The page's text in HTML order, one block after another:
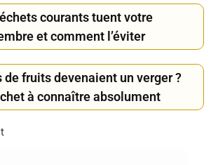
courants tuent votre
et comment l’éviter
de fruits devenaient un verger ?
à connaître absolument